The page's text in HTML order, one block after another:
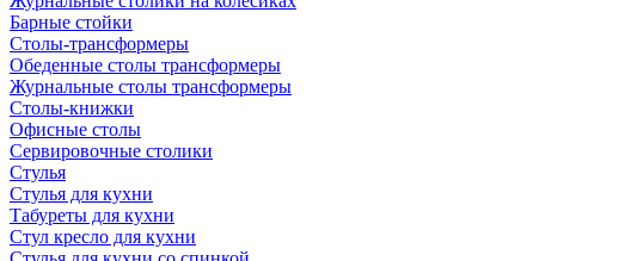
Барные стойки
Столы-трансформеры
Обеденные столы трансформеры
Журнальные столы трансформеры
Столы-книжки
Офисные столы
Сервировочные столики
Стулья
Стулья для кухни
Табуреты для кухни
Стул кресло для кухни